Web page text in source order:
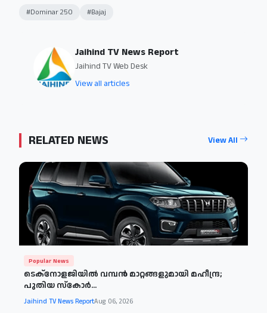
#Dominar 250 #Bajaj
Jaihind TV News Report
Jaihind TV Web Desk
View all articles
RELATED NEWS View All
Popular News
ടെക്നോളജിയിൽ വമ്പൻ മാറ്റങ്ങളുമായി മഹീന്ദ്ര;
പുതിയ സ്കോർ...
Jaihind TV News ReportAug 06, 2026